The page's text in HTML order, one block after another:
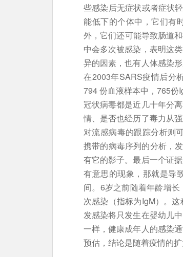
些感染后无症状或者症状
能低下的个体中，它们有
外，它们还可能导致肠道
中会多次被感染，表明这
异的因素，也有人体感染
在2003年SARS疫情后分
794 份血液样本中，765份
冠状病毒都是近几十年分
情、是否也经历了毒力从
对流感病毒的跟踪分析则
携带的病毒序列的分析，
有它的影子。最后一个证
有意思的现象，那就是导
间。6岁之前随着年龄增
次感染（指标为IgM）。
发感染将只发生在婴幼儿
一样，健康成年人的感染
预估，结论是随着疫情的